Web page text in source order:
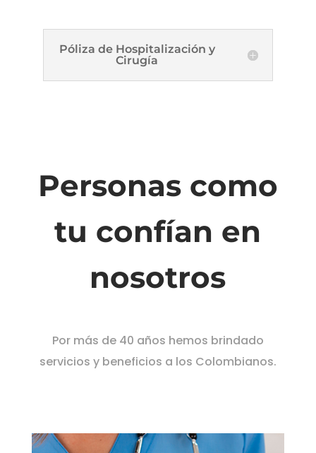
Póliza de Hospitalización y
Cirugía
Personas como
tu confían en
nosotros
Por más de 40 años hemos brindado
servicios y beneficios a los Colombianos.